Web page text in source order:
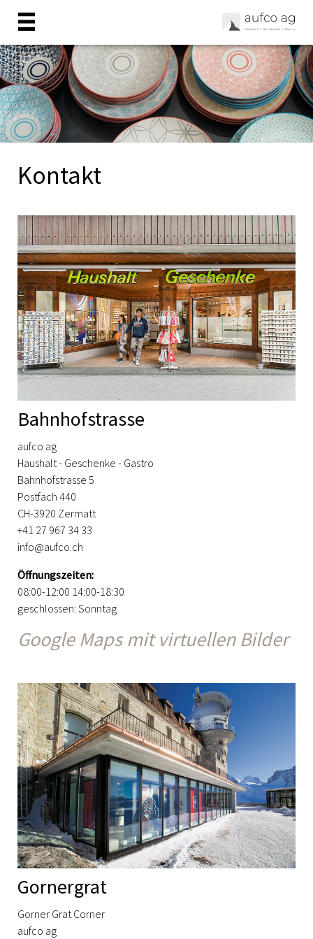
Kontakt
Bahnhofstrasse
aufco ag
Haushalt - Geschenke - Gastro
Bahnhofstrasse 5
Postfach 440
CH-3920 Zermatt
+41 27 967 34 33
info@aufco.ch
Öffnungszeiten:
08:00-12:00 14:00-18:30
geschlossen: Sonntag
Google Maps mit virtuellen Bilder
Gornergrat
Gorner Grat Corner
aufco ag